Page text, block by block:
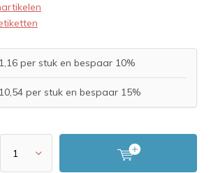
per stuk en bespaar 10%
per stuk en bespaar 15%